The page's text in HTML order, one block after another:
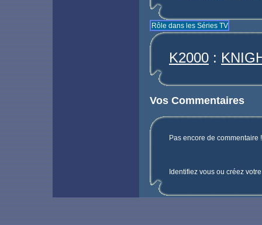
Rôle dans les Séries TV
K2000 :
Vos Commentaires
Pas encore de commentaire
Identifiez vous ou créez